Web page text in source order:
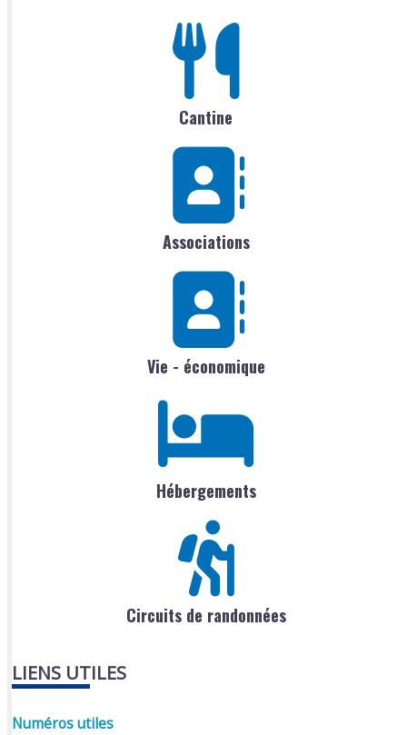
Cantine
Associations
Vie - économique
Hébergements
Circuits de randonnées
LIENS UTILES
Numéros utiles